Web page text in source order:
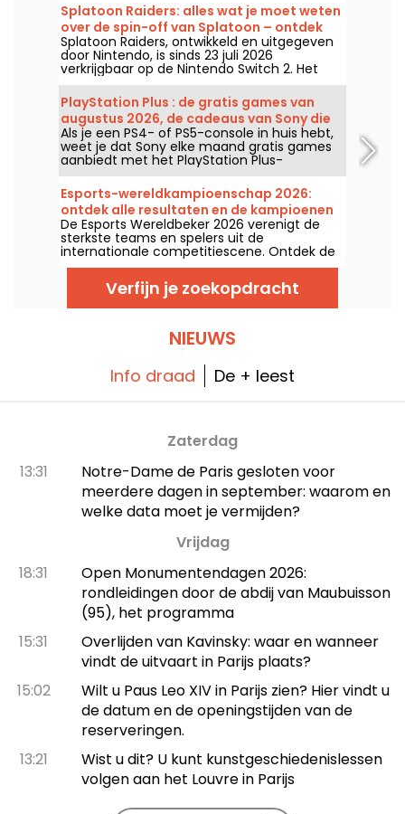
Splatoon Raiders: alles wat je moet weten
over de spin-off van Splatoon – ontdek
onze mening
Splatoon Raiders, ontwikkeld en uitgegeven
door Nintendo, is sinds 23 juli 2026
verkrijgbaar op de Nintendo Switch 2. Het
eerste spin-off van de Splatoon-reeks biedt
een origineel avontuur in het universum van
de serie. Wij hebben het getest en vertellen
wat wij ervan vonden!
PlayStation Plus : de gratis games van
augustus 2026, de cadeaus van Sony die
je niet mag missen
Als je een PS4- of PS5-console in huis hebt,
weet je dat Sony elke maand gratis games
aanbiedt met het PlayStation Plus-
abonnement. Dus, welke games zijn er in
augustus 2026 gratis te spelen? Ontdek de
selectie van deze maand.
Esports-wereldkampioenschap 2026:
ontdek alle resultaten en de kampioenen
van elke finale
De Esports Wereldbeker 2026 verenigt de
sterkste teams en spelers uit de
internationale competitiescene. Ontdek de
finales, de uitslagen, de winnaars van elk
toernooi en de kalender van de komende
ontmoetingen.
Verfijn je zoekopdracht
NIEUWS
Info draad De + leest
Zaterdag
13:31
Notre-Dame de Paris gesloten voor
meerdere dagen in september: waarom en
welke data moet je vermijden?
Vrijdag
18:31
Open Monumentendagen 2026:
rondleidingen door de abdij van Maubuisson
(95), het programma
15:31
Overlijden van Kavinsky: waar en wanneer
vindt de uitvaart in Parijs plaats?
15:02
Wilt u Paus Leo XIV in Parijs zien? Hier vindt u
de datum en de openingstijden van de
reserveringen.
13:21
Wist u dit? U kunt kunstgeschiedenislessen
volgen aan het Louvre in Parijs